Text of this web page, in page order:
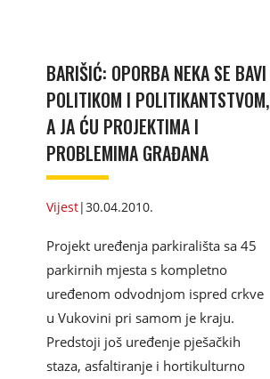
BARIŠIĆ: OPORBA NEKA SE BAVI
POLITIKOM I POLITIKANTSTVOM,
A JA ĆU PROJEKTIMA I
PROBLEMIMA GRAĐANA
Vijest|30.04.2010.
Projekt uređenja parkirališta sa 45
parkirnih mjesta s kompletno
uređenom odvodnjom ispred crkve
u Vukovini pri samom je kraju.
Predstoji još uređenje pješačkih
staza, asfaltiranje i hortikulturno